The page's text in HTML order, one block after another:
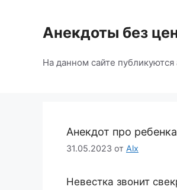
содержимомуАнекдоты без
На данном сайте
Анекдот про ребенка
31.05.2023 от Alx
Невестка звонит